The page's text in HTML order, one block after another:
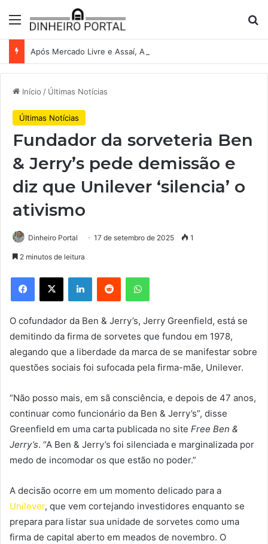
Menu
Início / Últimas Notícias
Últimas Notícias
Fundador da sorveteria Ben
& Jerry’s pede demissão e
diz que Unilever ‘silencia’ o
ativismo
Dinheiro Portal 17 de setembro de 2025 1
2 minutos de leitura
Facebook
X LinkedinReddit WhatsApp
O cofundador da Ben & Jerry’s, Jerry Greenfield, está se
demitindo da firma de sorvetes que fundou em 1978,
alegando que a liberdade da marca de se manifestar sobre
questões sociais foi sufocada pela firma-mãe, Unilever.
“Não posso mais, em sã consciência, e depois de 47 anos,
continuar como funcionário da Ben & Jerry’s”, disse
Greenfield em uma carta publicada no site Free Ben &
Jerry’s. “A Ben & Jerry’s foi silenciada e marginalizada por
medo de incomodar os que estão no poder.”
A decisão ocorre em um momento delicado para a
Unilever, que vem cortejando investidores enquanto se
prepara para listar sua unidade de sorvetes como uma
firma de capital aberto em meados de novembro. O